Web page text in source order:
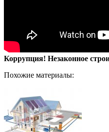
Коррупция! Незаконное
Похожие материалы: